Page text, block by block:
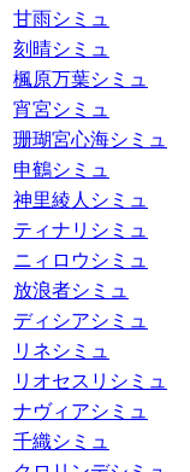
甘雨シミュ
刻晴シミュ
楓原万葉シミュ
宵宮シミュ
珊瑚宮心海シミュ
申鶴シミュ
神里綾人シミュ
ティナリシミュ
ニィロウシミュ
放浪者シミュ
ディシアシミュ
リネシミュ
リオセスリシミュ
ナヴィアシミュ
千織シミュ